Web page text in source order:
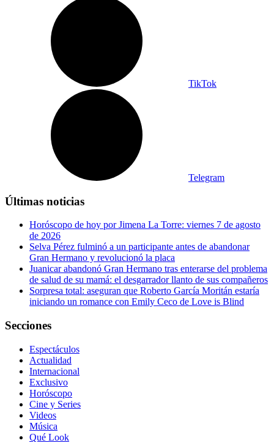
TikTok
Telegram
Últimas noticias
Horóscopo de hoy por Jimena La Torre: viernes 7 de agosto
de 2026
Selva Pérez fulminó a un participante antes de abandonar
Gran Hermano y revolucionó la placa
Juanicar abandonó Gran Hermano tras enterarse del problema
de salud de su mamá: el desgarrador llanto de sus compañeros
Sorpresa total: aseguran que Roberto García Moritán estaría
iniciando un romance con Emily Ceco de Love is Blind
Secciones
Espectáculos
Actualidad
Internacional
Exclusivo
Horóscopo
Cine y Series
Videos
Música
Qué Look